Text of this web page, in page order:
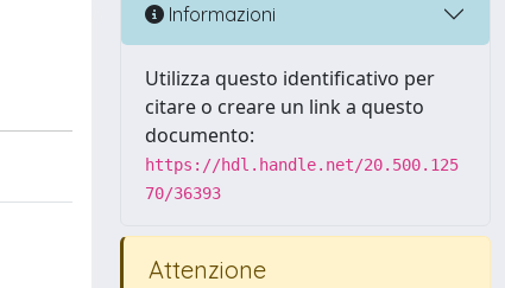
Informazioni
Utilizza questo identificativo per
citare o creare un link a questo
documento:
https://hdl.handle.net/20.500.125
70/36393
Attenzione